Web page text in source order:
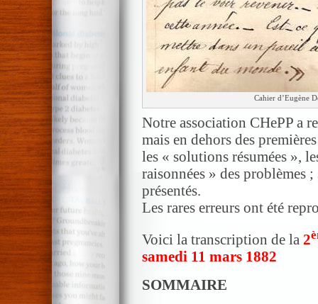
Cahier d’Eugène
Notre association CHePP a
mais en dehors des
les « solutions résumées »,
raisonnées » des problèmes
présentés.
Les rares erreurs ont été
Voici la transcription de la 2
samedi 11 mars 1882
SOMMAIRE